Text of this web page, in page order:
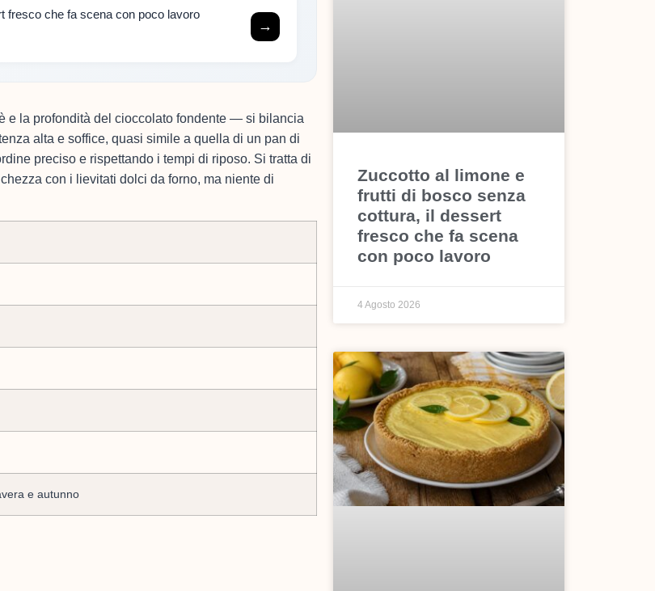
Zuccotto al limone e
frutti di bosco senza
cottura, il dessert
fresco che fa scena
con poco lavoro
4 Agosto 2026
fresco che fa scena con poco lavoro
→
e la profondità del cioccolato fondente — si bilancia
alta e soffice, quasi simile a quella di un pan di
preciso e rispettando i tempi di riposo. Si tratta di
con i lievitati dolci da forno, ma niente di
e autunno